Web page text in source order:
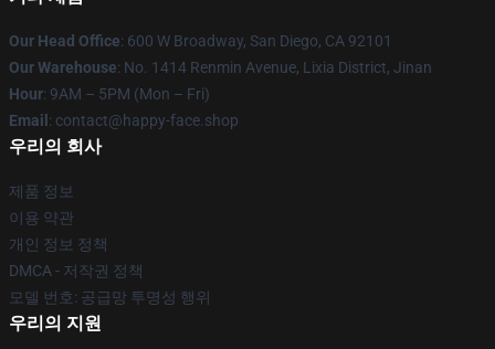
Our Head Office: 600 W Broadway, San Diego, CA 92101
Our Warehouse: No. 1414 Renmin Avenue, Lixia District, Jinan
Hour: 9AM – 5PM (Mon – Fri)
Email : contact@happy-face.shop
우리의 회사
제품 정보
이용 약관
개인 정보 정책
DMCA - 저작권 정책
모델 번호: 공급망 투명성 행위
우리의 지원